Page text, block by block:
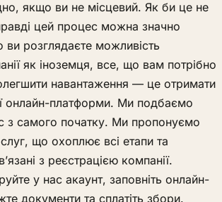
якщо ви не місцевий. Як би це не
цей процес можна значно
розглядаєте можливість
як іноземця, все, що вам потрібно
навантаження — це отримати
онлайн-платформи. Ми подбаємо
з самого початку. Ми пропонуємо
що охоплює всі етапи та
з реєстрацією компанії.
у нас акаунт, заповніть онлайн-
документи та сплатіть збори.